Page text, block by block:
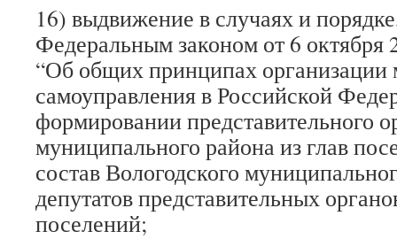
16) выдвижение в случаях и
Федеральным законом от 6
“Об общих принципах организации
самоуправления в Российской
формировании представительного
муниципального района из глав
состав Вологодского
депутатов представительных
поселений;